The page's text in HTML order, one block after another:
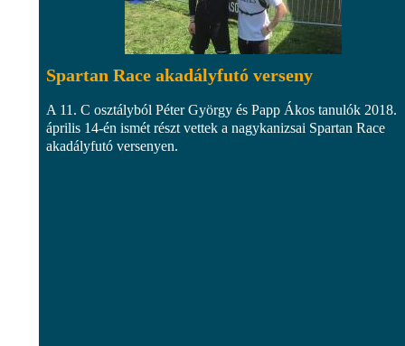
Spartan Race akadályfutó verseny
A 11. C osztályból Péter György és Papp Ákos tanulók 2018.
április 14-én ismét részt vettek a nagykanizsai Spartan Race
akadályfutó versenyen.